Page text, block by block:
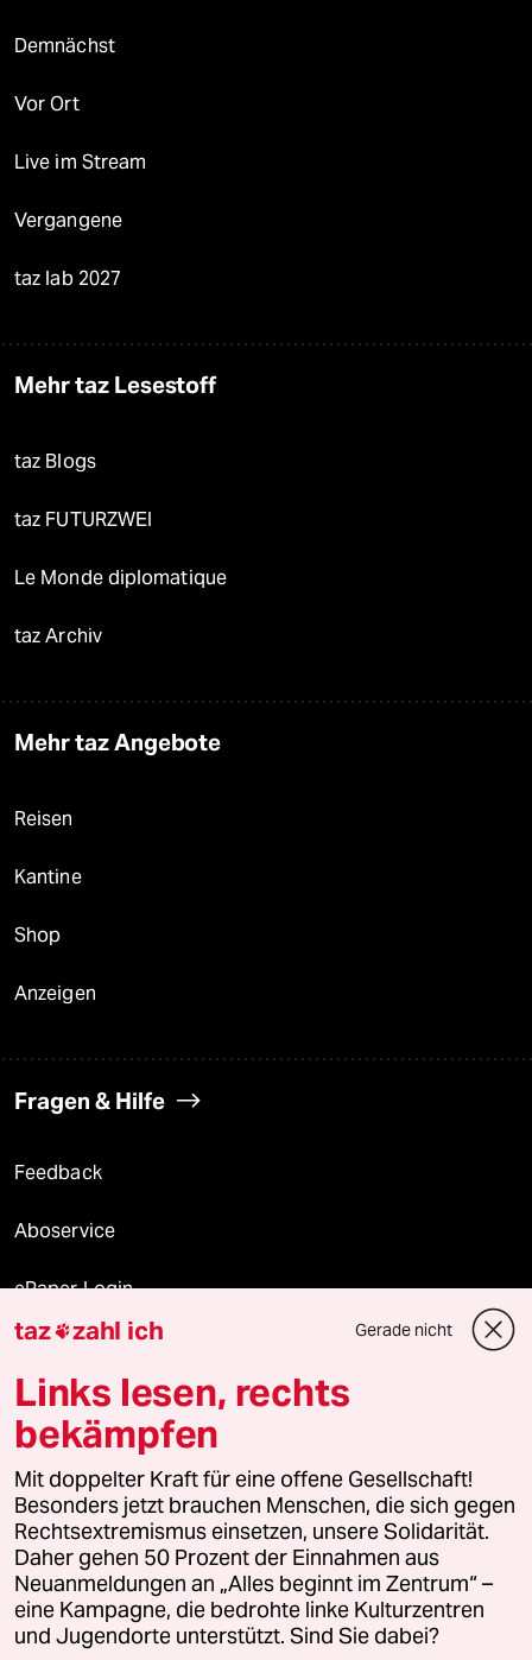
Demnächst
Vor Ort
Live im Stream
Vergangene
taz lab 2027
Mehr taz Lesestoff
taz Blogs
taz FUTURZWEI
Le Monde diplomatique
taz Archiv
Mehr taz Angebote
Reisen
Kantine
Shop
Anzeigen
Fragen & Hilfe
Feedback
Aboservice
ePaper Login
Downloads für Abonnierende
© 2026 taz Verlags und Vertriebs GmbH
Alle Rechte vorbehalten. Bei rechtlichen Fragen oder für Genehmigungen
wenden Sie sich bitte an
lizenzen@taz.de
Feedback Redaktionsstatut Kommune-Richtlinien
Leitlinie Informant Datenschutz Impressum AGB
taz zahl ich Gerade nicht
Links lesen, rechts
bekämpfen
Mit doppelter Kraft für eine offene Gesellschaft!
Besonders jetzt brauchen Menschen, die sich gegen
Rechtsextremismus einsetzen, unsere Solidarität.
Daher gehen 50 Prozent der Einnahmen aus
Neuanmeldungen an „Alles beginnt im Zentrum“ –
eine Kampagne, die bedrohte linke Kulturzentren
und Jugendorte unterstützt. Sind Sie dabei?